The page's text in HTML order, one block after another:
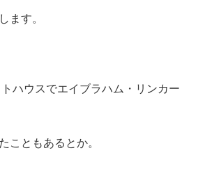
ます。
ハウスでエイブラハム・リンカー
こともあるとか。